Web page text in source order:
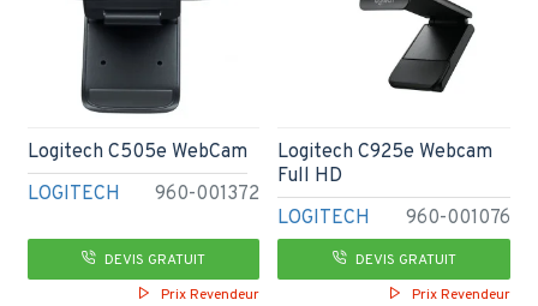
LOGITECH 960-001372
Logitech C505e WebCam
DEVIS GRATUIT
Prix Revendeur
LOGITECH 960-001076
Logitech C925e Webcam
Full HD
DEVIS GRATUIT
Prix Revendeur